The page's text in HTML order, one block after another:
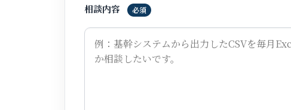
相談内容 必須